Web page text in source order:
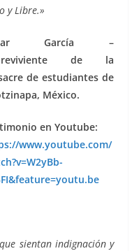
y Libre.»
García –
de la
de estudiantes de
México.
en Youtube:
www.youtube.com/
sientan indignación y